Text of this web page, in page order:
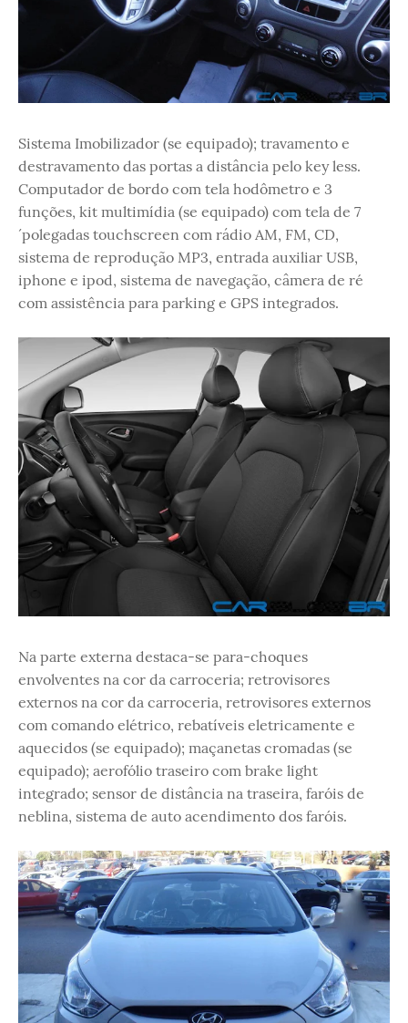
Sistema Imobilizador (se equipado); travamento e
destravamento das portas a distância pelo key less.
Computador de bordo com tela hodômetro e 3
funções, kit multimídia (se equipado) com tela de 7
´polegadas touchscreen com rádio AM, FM, CD,
sistema de reprodução MP3, entrada auxiliar USB,
iphone e ipod, sistema de navegação, câmera de ré
com assistência para parking e GPS integrados.
Na parte externa destaca-se para-choques
envolventes na cor da carroceria; retrovisores
externos na cor da carroceria, retrovisores externos
com comando elétrico, rebatíveis eletricamente e
aquecidos (se equipado); maçanetas cromadas (se
equipado); aerofólio traseiro com brake light
integrado; sensor de distância na traseira, faróis de
neblina, sistema de auto acendimento dos faróis.